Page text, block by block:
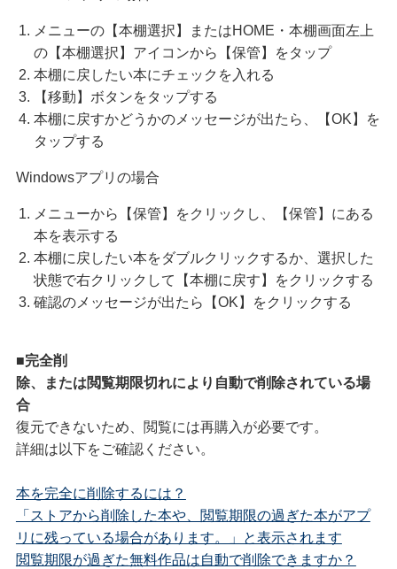
メニューの【本棚選択】またはHOME・本棚画面左上
の【本棚選択】アイコンから【保管】をタップ
本棚に戻したい本にチェックを入れる
【移動】ボタンをタップする
本棚に戻すかどうかのメッセージが出たら、【OK】を
タップする
Windowsアプリの場合
メニューから【保管】をクリックし、【保管】にある
本を表示する
本棚に戻したい本をダブルクリックするか、選択した
状態で右クリックして【本棚に戻す】をクリックする
確認のメッセージが出たら【OK】をクリックする
■完全削
除、または閲覧期限切れにより自動で削除されている場
合
復元できないため、閲覧には再購入が必要です。
詳細は以下をご確認ください。
本を完全に削除するには？
「ストアから削除した本や、閲覧期限の過ぎた本がアプ
リに残っている場合があります。」と表示されます
閲覧期限が過ぎた無料作品は自動で削除できますか？